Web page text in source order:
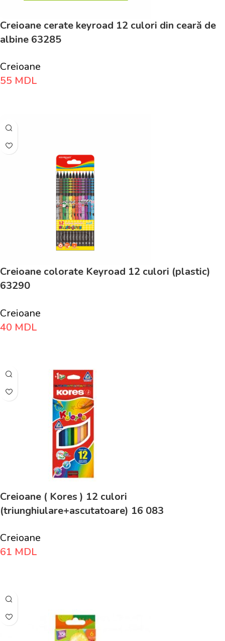
Creioane cerate keyroad 12 culori din ceară de
albine 63285
Creioane
55 MDL
Creioane colorate Keyroad 12 culori (plastic)
63290
Creioane
40 MDL
Creioane ( Kores ) 12 culori
(triunghiulare+ascutatoare) 16 083
Creioane
61 MDL